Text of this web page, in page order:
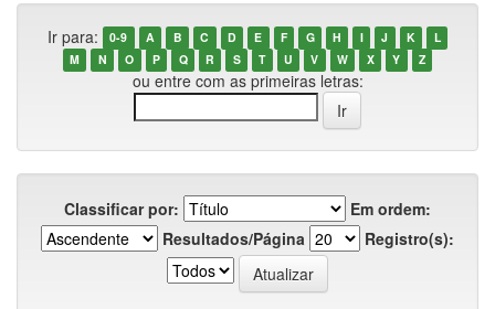
Ir para: 0-9 A B C D E F G H I J K
L
M
N O P Q R S T U V W X Y Z
ou entre com as primeiras letras:
Classificar por:
Em ordem:
Resultados/Página
Registro(s):